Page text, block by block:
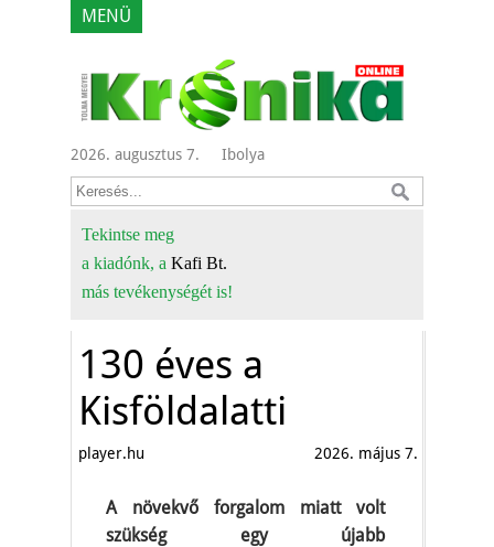
MENÜ
2026. augusztus 7. Ibolya
Tekintse meg
a kiadónk, a Kafi Bt.
más tevékenységét is!
130 éves a
Kisföldalatti
player.hu 2026. május 7.
A növekvő forgalom miatt volt
szükség egy újabb